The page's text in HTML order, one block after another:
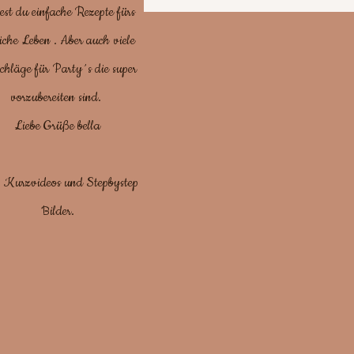
du einfache Rezepte fürs
Leben . Aber auch viele
für Party´s die super
vorzubereiten sind.
Liebe Grüße bella
und Stepbystep
Bilder.